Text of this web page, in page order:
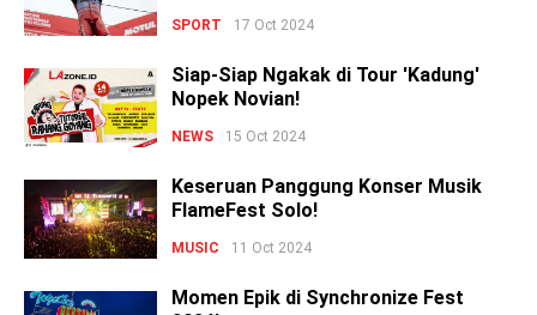
SPORT 17 Oct 2024
Siap-Siap Ngakak di Tour 'Kadung'
Nopek Novian!
NEWS 15 Oct 2024
Keseruan Panggung Konser Musik
FlameFest Solo!
MUSIC 11 Oct 2024
Momen Epik di Synchronize Fest